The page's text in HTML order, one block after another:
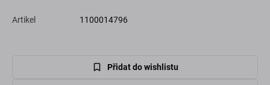
Artikel 1100014796
Přidat do wishlistu